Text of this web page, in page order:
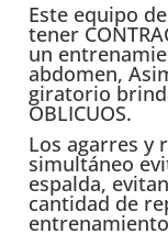
Este equipo
tener
un
abdomen,
giratorio
OBLICUOS.
Los agarres y
simultáneo
espalda,
cantidad de